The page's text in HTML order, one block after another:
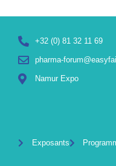
+32 (0) 81 32 11 69
pharma-
Namur Expo
Exposants